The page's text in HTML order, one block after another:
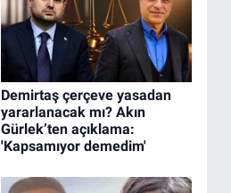
Demirtaş çerçeve yasadan
yararlanacak mı? Akın
Gürlek’ten açıklama:
'Kapsamıyor demedim'